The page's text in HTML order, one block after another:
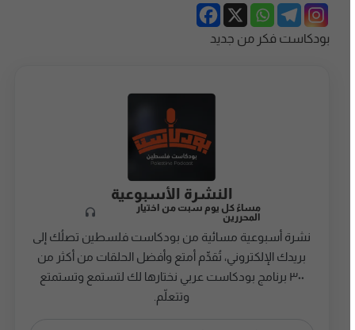
بودكاست فكر من جديد
النشرة الأسبوعية
مساءً كل يوم سبت من اختيار
المحررين
نشرة أسبوعية مسائية من بودكاست فلسطين تصلُك إلى
بريدك الإلكتروني، تُقدِّم أمتع وأفضل الحلقات من أكثر من
٣٠٠ برنامج بودكاست عربي نختارها لك لتستمع وتستمتع
وتتعلّم.